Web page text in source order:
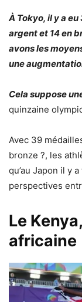
À Tokyo, il y a eu
argent et 14 en
avons les
une
Cela suppose
quinzaine
Avec 39
bronze ?, les
qu’au Japon il y
perspectives
Le
africaine